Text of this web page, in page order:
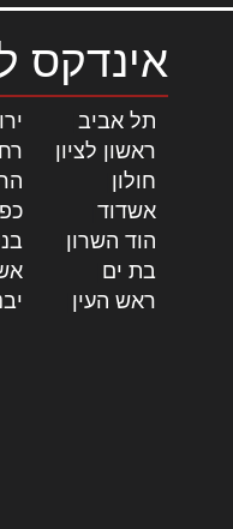
אינדקס
תל אביב
ראשון לציון
חולון
אשדוד
הוד השרון
בת ים
ראש העין